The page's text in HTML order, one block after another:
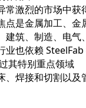
激烈的市场中获
点是金属加工、金
筑、制造、电气、
业也依赖
其特别重点领域
、焊接和切割以